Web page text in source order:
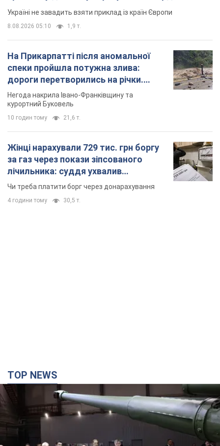
Україні не завадить взяти приклад із країн Європи
8.08.2026 05:10 1,9 т.
На Прикарпатті після аномальної
спеки пройшла потужна злива:
дороги перетворились на річки.
Відео
Негода накрила Івано-Франківщину та
курортний Буковель
10 годин тому 21,6 т.
Жінці нарахували 729 тис. грн боргу
за газ через покази зіпсованого
лічильника: суддя ухвалив
неочікуване рішення
Чи треба платити борг через донарахування
4 години тому 30,5 т.
TOP NEWS